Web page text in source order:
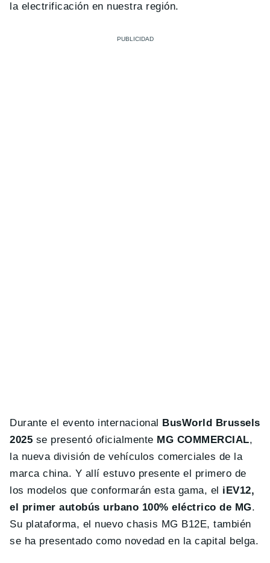
la electrificación en nuestra región.
Durante el evento internacional
BusWorld Brussels
2025 se presentó oficialmente MG COMMERCIAL,
la nueva división de vehículos comerciales de la
marca china. Y allí estuvo presente el primero de
los modelos que conformarán esta gama, el iEV12,
el primer autobús urbano 100% eléctrico de MG.
Su plataforma, el nuevo chasis MG B12E, también
se ha presentado como novedad en la capital belga.